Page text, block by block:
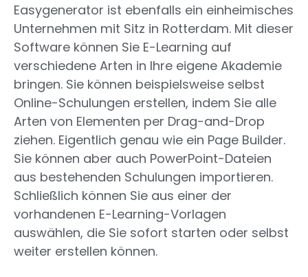
Easygenerator ist ebenfalls ein einheimisches
Unternehmen mit Sitz in Rotterdam. Mit dieser
Software können Sie E-Learning auf
verschiedene Arten in Ihre eigene Akademie
bringen. Sie können beispielsweise selbst
Online-Schulungen erstellen, indem Sie alle
Arten von Elementen per Drag-and-Drop
ziehen. Eigentlich genau wie ein Page Builder.
Sie können aber auch PowerPoint-Dateien
aus bestehenden Schulungen importieren.
Schließlich können Sie aus einer der
vorhandenen E-Learning-Vorlagen
auswählen, die Sie sofort starten oder selbst
weiter erstellen können.